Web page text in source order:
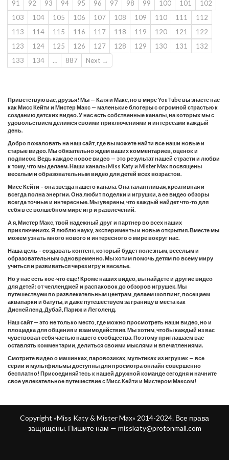
91
92 93 94 95 96 97 98 99 100 101
102
103
104 105 106 107 108 109 110 111
112
113
114 115 116 117 118 119 120 121
122
123
124 125 126 127 128 129 130 131
132
133
134 … 887 Next →
Приветствую вас, друзья! Мы — Катя и Макс, но в мире YouTube вы знаете нас
как Мисс Кейти и Мистер Макс — маленькие блогеры с огромной страстью к
созданию детских видео. У нас есть собственные каналы, на которых мы с
удовольствием делимся своими приключениями и интересами каждый
день.
Добро пожаловать на наш сайт, где вы можете найти все наши новые и
старые видео. Мы обязательно ждем ваших комментариев, оценок и
подписок. Ведь каждое новое видео — это результат нашей страсти и любви
к тому, что мы делаем. Наши каналы Miss Katy и Mister Max посвящены
веселым и образовательным видео для детей всех возрастов.
Мисс Кейти – она звезда нашего канала. Она талантливая, креативная и
всегда полна энергии. Она любит поделки и игрушки, а ее видео обзоры
всегда точные и интересные. Мы уверены, что каждый найдет что-то для
себя в ее волшебном мире игр и развлечений.
А я, Мистер Макс, твой надежный друг и партнер во всех наших
приключениях. Я люблю науку, эксперименты и новые открытия. Вместе мы
можем узнать много нового и интересного о мире вокруг нас.
Наша цель – создавать контент, который будет полезным, веселым и
образовательным одновременно. Мы хотим помочь детям по всему миру
учиться и развиваться через игру и веселье.
Но у нас есть кое-что еще! Кроме наших видео, вы найдете и другие видео
для детей: от челленджей и распаковок до обзоров игрушек. Мы
путешествуем по развлекательным центрам, делаем шоппинг, посещаем
аквапарки и батуты, и даже путешествуем за границу в места как
Диснейленд, Дубай, Париж и Леголенд.
Наш сайт — это не только место, где можно просмотреть наши видео, но и
площадка для общения и взаимодействия. Мы хотим, чтобы каждый из вас
чувствовал себя частью нашего сообщества. Поэтому приглашаем вас
оставлять комментарии, делиться своими мыслями и впечатлениями.
Смотрите видео о машинках, паровозиках, мультиках из игрушек — все
серии и мультфильмы доступны для просмотра онлайн совершенно
бесплатно! Присоединяйтесь к нашей дружной команде сегодня и начните
свое увлекательное путешествие с Мисс Кейти и Мистером Максом!
Copyright «Miss Katy & Mister Max» 2014-2024. Все права
защищены. Пишите нам — misskaty@protonmail.com